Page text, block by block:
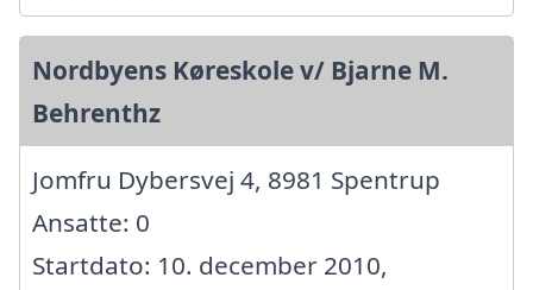
Nordbyens Køreskole v/ Bjarne M.
Behrenthz
Jomfru Dybersvej 4, 8981 Spentrup
Ansatte: 0
Startdato: 10. december 2010,